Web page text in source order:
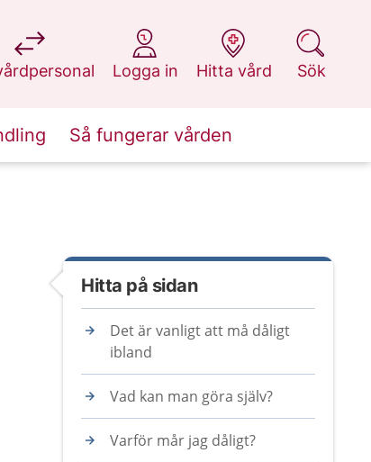
på 1177.se
Logga in
på 1177.se
Hitta vård
på 1177.se
Sök
på 1177.se
Så fungerar vården
Hitta på sidan
Det är vanligt att må dåligt
ibland
Vad kan man göra själv?
Varför mår jag dåligt?